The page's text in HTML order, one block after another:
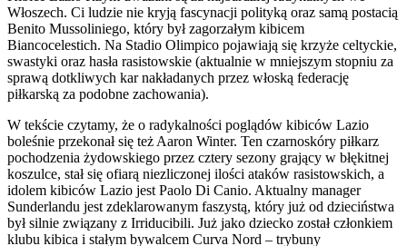
Włoszech. Ci ludzie nie kryją fascynacji polityką oraz samą postacią
Benito Mussoliniego, który był zagorzałym kibicem
Biancocelestich. Na Stadio Olimpico pojawiają się krzyże celtyckie,
swastyki oraz hasła rasistowskie (aktualnie w mniejszym stopniu za
sprawą dotkliwych kar nakładanych przez włoską federację
piłkarską za podobne zachowania).
W tekście czytamy, że o radykalności poglądów kibiców Lazio
boleśnie przekonał się też Aaron Winter. Ten czarnoskóry piłkarz
pochodzenia żydowskiego przez cztery sezony grający w błękitnej
koszulce, stał się ofiarą niezliczonej ilości ataków rasistowskich, a
idolem kibiców Lazio jest Paolo Di Canio. Aktualny manager
Sunderlandu jest zdeklarowanym faszystą, który już od dzieciństwa
był silnie związany z Irriducibili. Już jako dziecko został członkiem
klubu kibica i stałym bywalcem Curva Nord – trybuny